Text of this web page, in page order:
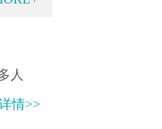
人
情>>